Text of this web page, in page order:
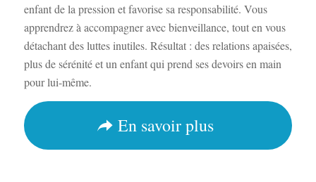
enfant de la pression et favorise sa responsabilité. Vous
apprendrez à accompagner avec bienveillance, tout en vous
détachant des luttes inutiles. Résultat : des relations apaisées,
plus de sérénité et un enfant qui prend ses devoirs en main
pour lui-même.
En savoir plus